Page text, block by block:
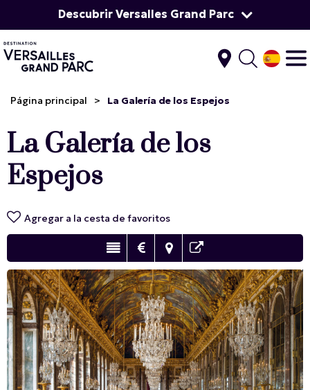
Descubrir Versalles Grand Parc
Página principal > La Galería de los Espejos
La Galería de los
Espejos
Agregar a la cesta de favoritos